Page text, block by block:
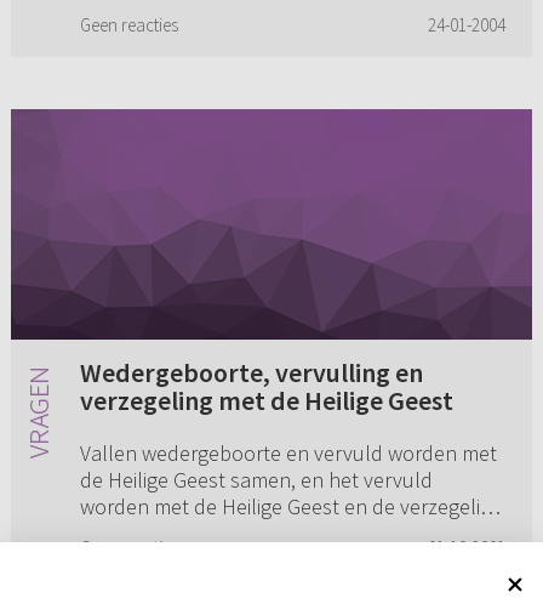
Geen reacties 24-01-2004
Wedergeboorte, vervulling en
verzegeling met de Heilige Geest
Vallen wedergeboorte en vervuld worden met
de Heilige Geest samen, en het vervuld
worden met de Heilige Geest en de verzegeling
Geen reacties 01-10-2001